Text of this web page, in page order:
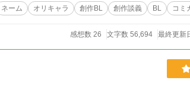
ネーム オリキャラ 創作BL 創作談義 BL コミ
感想数 26 文字数 56,694 最終更新